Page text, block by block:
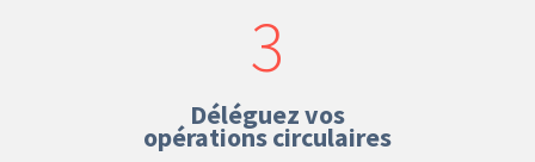
3
Déléguez vos
opérations circulaires